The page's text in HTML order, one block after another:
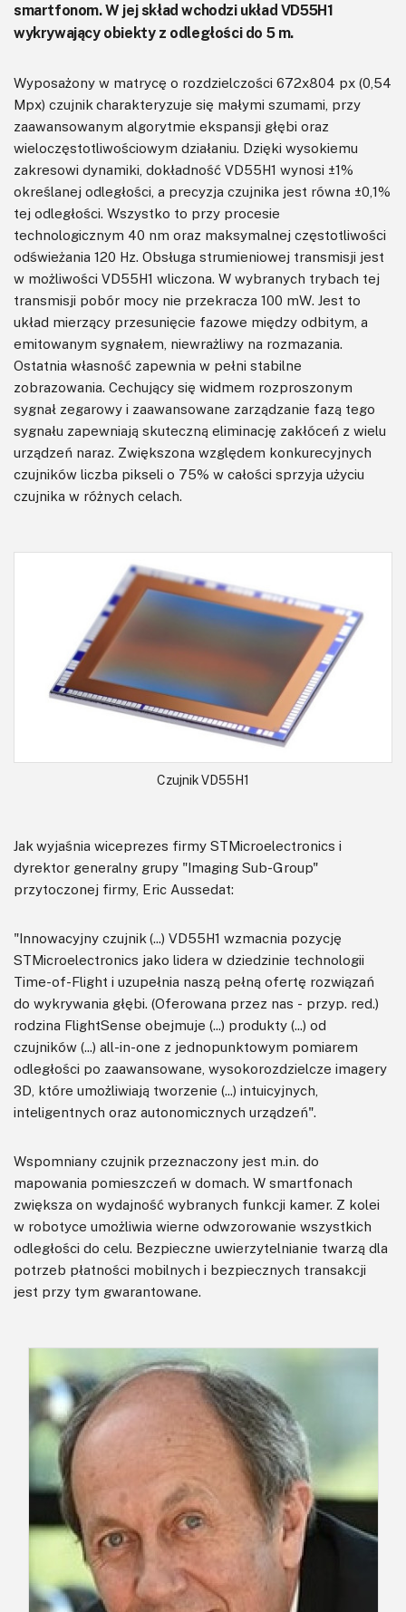
smartfonom. W jej skład wchodzi układ VD55H1
wykrywający obiekty z odległości do 5 m.
Wyposażony w matrycę o rozdzielczości 672x804 px (0,54
Mpx) czujnik charakteryzuje się małymi szumami, przy
zaawansowanym algorytmie ekspansji głębi oraz
wieloczęstotliwościowym działaniu. Dzięki wysokiemu
zakresowi dynamiki, dokładność VD55H1 wynosi ±1%
określanej odległości, a precyzja czujnika jest równa ±0,1%
tej odległości. Wszystko to przy procesie
technologicznym 40 nm oraz maksymalnej częstotliwości
odświeżania 120 Hz. Obsługa strumieniowej transmisji jest
w możliwości VD55H1 wliczona. W wybranych trybach tej
transmisji pobór mocy nie przekracza 100 mW. Jest to
układ mierzący przesunięcie fazowe między odbitym, a
emitowanym sygnałem, niewrażliwy na rozmazania.
Ostatnia własność zapewnia w pełni stabilne
zobrazowania. Cechujący się widmem rozproszonym
sygnał zegarowy i zaawansowane zarządzanie fazą tego
sygnału zapewniają skuteczną eliminację zakłóceń z wielu
urządzeń naraz. Zwiększona względem konkurecyjnych
czujników liczba pikseli o 75% w całości sprzyja użyciu
czujnika w różnych celach.
Czujnik VD55H1
Jak wyjaśnia wiceprezes firmy STMicroelectronics i
dyrektor generalny grupy "Imaging Sub-Group"
przytoczonej firmy, Eric Aussedat:
"Innowacyjny czujnik (...) VD55H1 wzmacnia pozycję
STMicroelectronics jako lidera w dziedzinie technologii
Time-of-Flight i uzupełnia naszą pełną ofertę rozwiązań
do wykrywania głębi. (Oferowana przez nas - przyp. red.)
rodzina FlightSense obejmuje (...) produkty (...) od
czujników (...) all-in-one z jednopunktowym pomiarem
odległości po zaawansowane, wysokorozdzielcze imagery
3D, które umożliwiają tworzenie (...) intuicyjnych,
inteligentnych oraz autonomicznych urządzeń".
Wspomniany czujnik przeznaczony jest m.in. do
mapowania pomieszczeń w domach. W smartfonach
zwiększa on wydajność wybranych funkcji kamer. Z kolei
w robotyce umożliwia wierne odwzorowanie wszystkich
odległości do celu. Bezpieczne uwierzytelnianie twarzą dla
potrzeb płatności mobilnych i bezpiecznych transakcji
jest przy tym gwarantowane.